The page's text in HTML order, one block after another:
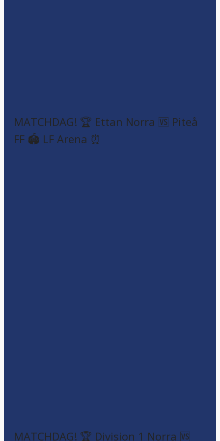
MATCHDAG! 🏆 Ettan Norra 🆚 Piteå
FF 🏟️ LF Arena ⏰
MATCHDAG! 🏆 Division 1 Norra 🆚